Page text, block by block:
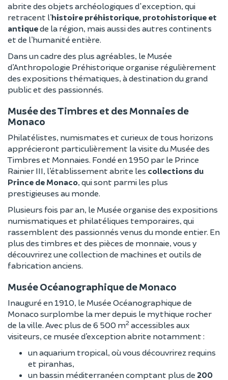
abrite des objets archéologiques d'exception, qui
retracent l’histoire préhistorique, protohistorique et
antiquede la région, mais aussi des autres continents
et de l’humanité entière.
Dans un cadre des plus agréables, le Musée
d’Anthropologie Préhistorique organise régulièrement
des expositions thématiques, à destination du grand
public et des passionnés.
Musée des Timbres et des Monnaies de
Monaco
Philatélistes, numismates et curieux de tous horizons
apprécieront particulièrement la visite du Musée des
Timbres et Monnaies. Fondé en 1950 par le Prince
Rainier III, l’établissement abrite les collections du
Prince de Monaco , qui sont parmi les plus
prestigieuses au monde.
Plusieurs fois par an, le Musée organise des expositions
numismatiques et philatéliques temporaires, qui
rassemblent des passionnés venus du monde entier. En
plus des timbres et des pièces de monnaie, vous y
découvrirez une collection de machines et outils de
fabrication anciens.
Musée Océanographique de Monaco
Inauguré en 1910, le Musée Océanographique de
Monaco surplombe la mer depuis le mythique rocher
de la ville. Avec plus de 6 500 m2 accessibles aux
visiteurs, ce musée d’exception abrite notamment :
un aquarium tropical, où vous découvrirez requins
et piranhas,
un bassin méditerranéen comptant plus de 200